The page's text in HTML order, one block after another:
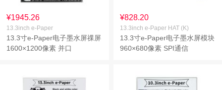
¥1945.26
13.3inch e-Paper
13.3寸e-Paper电子墨水屏祼屏
1600×1200像素 并口
¥828.20
13.3inch e-Paper HAT (K)
13.3寸e-Paper电子墨水屏模块
960×680像素 SPI通信